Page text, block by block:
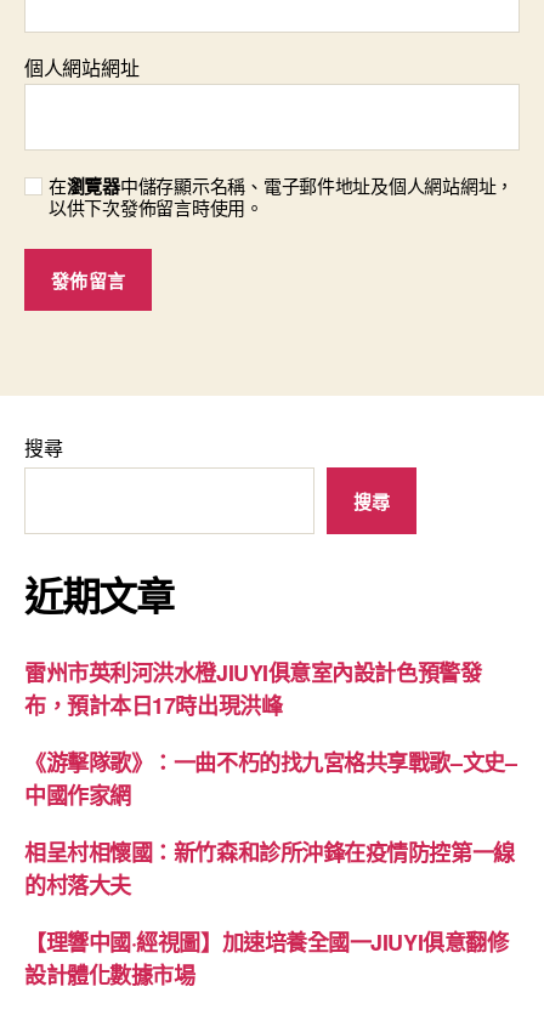
個人網站網址
在瀏覽器中儲存顯示名稱、電子郵件地址及個人網站網址，
以供下次發佈留言時使用。
搜尋
搜尋
近期文章
雷州市英利河洪水橙JIUYI俱意室內設計色預警發
布，預計本日17時出現洪峰
《游擊隊歌》：一曲不朽的找九宮格共享戰歌–文史–
中國作家網
相呈村相懷國：新竹森和診所沖鋒在疫情防控第一線
的村落大夫
【理響中國·經視圖】加速培養全國一JIUYI俱意翻修
設計體化數據市場